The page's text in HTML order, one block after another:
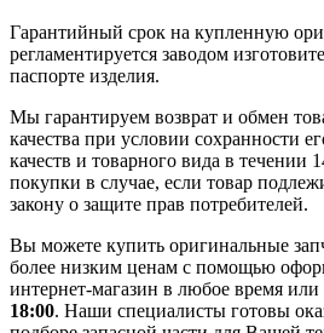
Гарантийный срок на купленную
регламентируется заводом
паспорте изделия.
Мы гарантируем возврат и обмен
качества при условии сохранности
качеств и товарного вида в течении
покупки в случае, если товар
закону о защите прав потребителей.
Вы можете купить оригинальные
более низким ценам с помощью
интернет-магазин в любое время
18:00. Наши специалисты готовы